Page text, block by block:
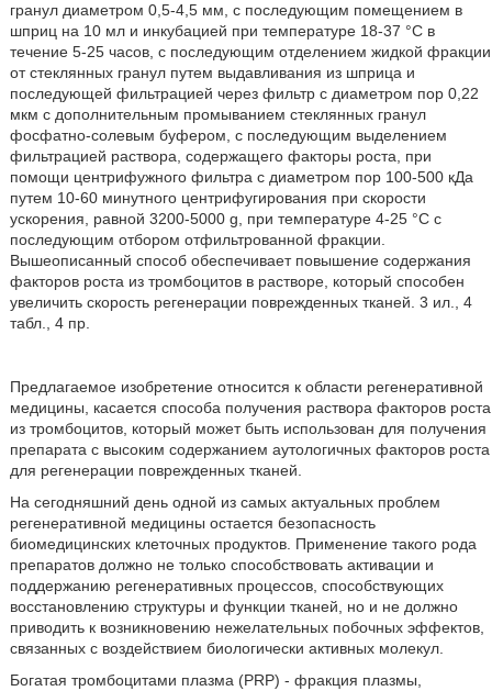
гранул диаметром 0,5-4,5 мм, с последующим помещением в
шприц на 10 мл и инкубацией при температуре 18-37 °С в
течение 5-25 часов, с последующим отделением жидкой фракции
от стеклянных гранул путем выдавливания из шприца и
последующей фильтрацией через фильтр с диаметром пор 0,22
мкм с дополнительным промыванием стеклянных гранул
фосфатно-солевым буфером, с последующим выделением
фильтрацией раствора, содержащего факторы роста, при
помощи центрифужного фильтра с диаметром пор 100-500 кДа
путем 10-60 минутного центрифугирования при скорости
ускорения, равной 3200-5000 g, при температуре 4-25 °С с
последующим отбором отфильтрованной фракции.
Вышеописанный способ обеспечивает повышение содержания
факторов роста из тромбоцитов в растворе, который способен
увеличить скорость регенерации поврежденных тканей. 3 ил., 4
табл., 4 пр.
Предлагаемое изобретение относится к области регенеративной
медицины, касается способа получения раствора факторов роста
из тромбоцитов, который может быть использован для получения
препарата с высоким содержанием аутологичных факторов роста
для регенерации поврежденных тканей.
На сегодняшний день одной из самых актуальных проблем
регенеративной медицины остается безопасность
биомедицинских клеточных продуктов. Применение такого рода
препаратов должно не только способствовать активации и
поддержанию регенеративных процессов, способствующих
восстановлению структуры и функции тканей, но и не должно
приводить к возникновению нежелательных побочных эффектов,
связанных с воздействием биологически активных молекул.
Богатая тромбоцитами плазма (PRP) - фракция плазмы,